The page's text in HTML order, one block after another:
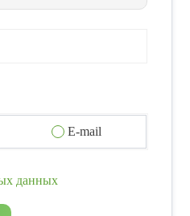
E-mail
данных